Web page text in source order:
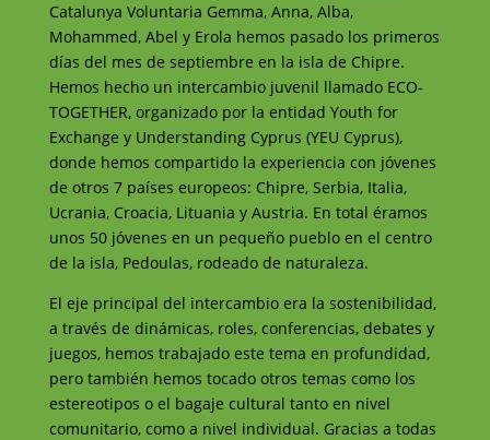
Catalunya Voluntaria Gemma, Anna, Alba,
Mohammed, Abel y Erola hemos pasado los primeros
días del mes de septiembre en la isla de Chipre.
Hemos hecho un intercambio juvenil llamado ECO-
TOGETHER, organizado por la entidad Youth for
Exchange y Understanding Cyprus (YEU Cyprus),
donde hemos compartido la experiencia con jóvenes
de otros 7 países europeos: Chipre, Serbia, Italia,
Ucrania, Croacia, Lituania y Austria. En total éramos
unos 50 jóvenes en un pequeño pueblo en el centro
de la isla, Pedoulas, rodeado de naturaleza.
El eje principal del intercambio era la sostenibilidad,
a través de dinámicas, roles, conferencias, debates y
juegos, hemos trabajado este tema en profundidad,
pero también hemos tocado otros temas como los
estereotipos o el bagaje cultural tanto en nivel
comunitario, como a nivel individual. Gracias a todas